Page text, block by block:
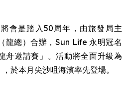
會是踏入50周年，由旅發局主
龍總）合辦，Sun Life 永明冠名
舟邀請賽」。活動將全面升級為
於本月尖沙咀海濱率先登場。